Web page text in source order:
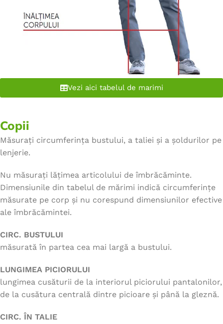
Vezi aici tabelul de marimi
Copii
Măsurați circumferința bustului, a taliei și a șoldurilor pe
lenjerie.
Nu măsurați lățimea articolului de îmbrăcăminte.
Dimensiunile din tabelul de mărimi indică circumferințe
măsurate pe corp și nu corespund dimensiunilor efective
ale îmbrăcămintei.
CIRC. BUSTULUI
măsurată în partea cea mai largă a bustului.
LUNGIMEA PICIORULUI
lungimea cusăturii de la interiorul piciorului pantalonilor,
de la cusătura centrală dintre picioare și până la gleznă.
CIRC. ÎN TALIE